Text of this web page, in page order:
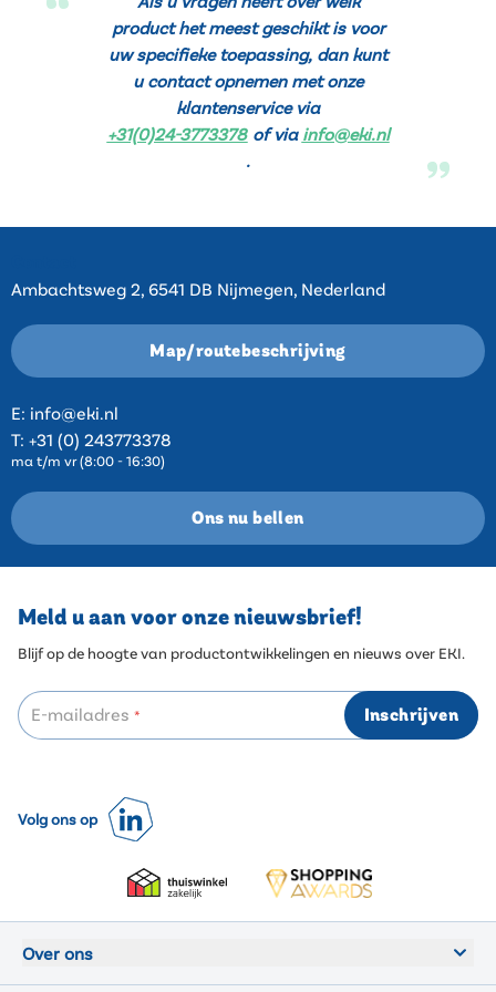
product het meest geschikt is voor
uw specifieke toepassing, dan kunt
u contact opnemen met onze
klantenservice via
+31(0)24-3773378of via info@eki.nl
.
Ambachtsweg 2, 6541 DB Nijmegen, Nederland
Map/routebeschrijving
E: info@eki.nl
T: +31 (0) 243773378
ma t/m vr (8:00 - 16:30)
Ons nu bellen
Meld u aan voor onze nieuwsbrief!
Blijf op de hoogte van productontwikkelingen en nieuws over EKI.
E-mailadres * Inschrijven
Volg ons op
Over ons